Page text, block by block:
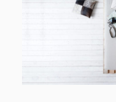
Cookie-Richtlinie (EU)